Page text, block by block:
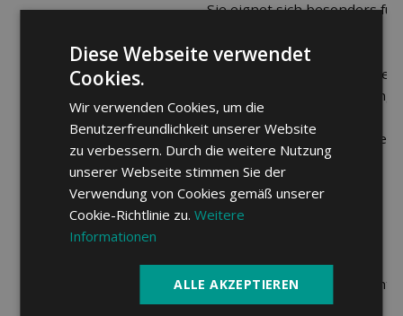
Taggeldversicherung
nach KVG
Sie eignet sich besonders für
erwerbstätig sind, also
Haushalt führende Personen
und Personen in Ausbildung.
Die Taggeldversicherung
nach KVG hilft, bei Krankheit
oder Unfall finanzielle
Engpässe zu überbrücken.
Die Taggeldleistungen
prozentigen
Arbeitsunfähigkeit erbracht.
Die Leistungen werden
Diese Webseite verwendet
Cookies.
Wir verwenden Cookies, um die
Benutzerfreundlichkeit unserer Website
zu verbessern. Durch die weitere Nutzung
unserer Webseite stimmen Sie der
Verwendung von Cookies gemäß unserer
Cookie-Richtlinie zu.Weitere
Informationen
ALLE AKZEPTIEREN